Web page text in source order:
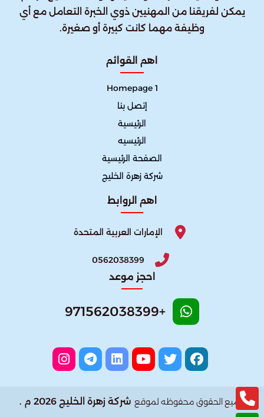
يمكن لفريقنا من المهنيين ذوي الخبرة التعامل مع أي
وظيفة مهما كانت كبيرة أو صغيرة.
اهم القوائم
Homepage 1
إتصل بنا
الرئيسية
الرئيسيه
الصفحة الرئيسية
شركة زهرة الخليج
اهم الروابط
الإمارات العربية المتحدة
0562038399
احجز موعد
+971562038399
جميع الحقوق محفوظه لموقع شركة زهرة الخليج 2026 م .